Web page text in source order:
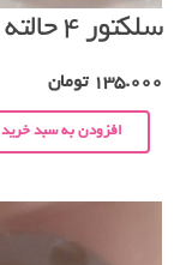
سلکتور ۴ حالته پیچی پایه فیشی
135.000 تومان
افزودن به سبد خرید